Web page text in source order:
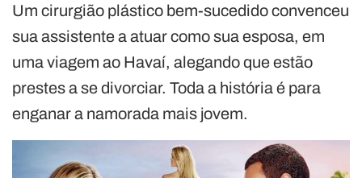
Um cirurgião plástico bem-sucedido convenceu
sua assistente a atuar como sua esposa, em
uma viagem ao Havaí, alegando que estão
prestes a se divorciar. Toda a história é para
enganar a namorada mais jovem.